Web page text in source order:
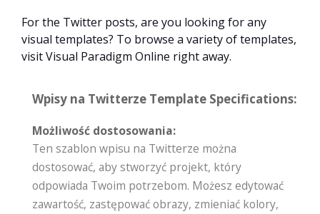
For the Twitter posts, are you looking for any
visual templates? To browse a variety of templates,
visit Visual Paradigm Online right away.
Wpisy na Twitterze Template Specifications:
Możliwość dostosowania:
Ten szablon wpisu na Twitterze można
dostosować, aby stworzyć projekt, który
odpowiada Twoim potrzebom. Możesz edytować
zawartość, zastępować obrazy, zmieniać kolory,